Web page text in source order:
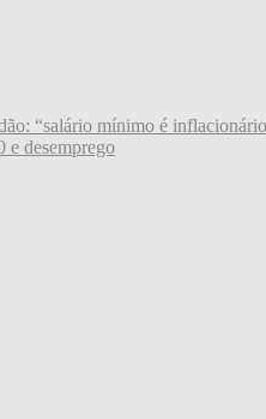
“salário mínimo é
e desemprego